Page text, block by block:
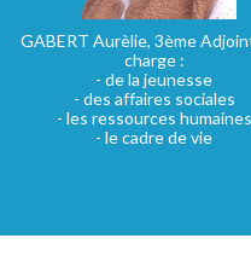
GABERT Aurèlie, 3ème
charge :
- de la jeunesse
- des affaires sociales
- les ressources humaines
- le cadre de vie